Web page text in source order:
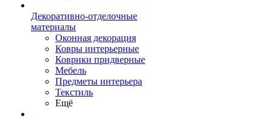
Декоративно-отделочные
материалы
Оконная декорация
Ковры интерьерные
Коврики придверные
Мебель
Предметы интерьера
Текстиль
Ещё